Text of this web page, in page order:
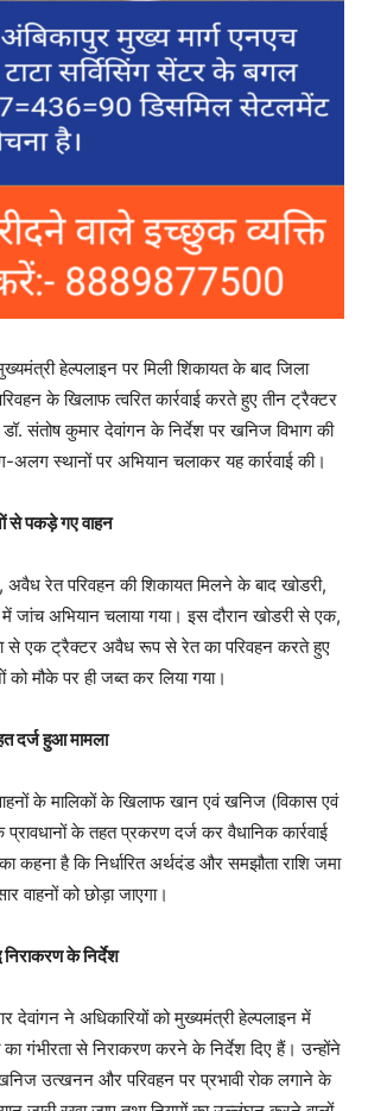
हेल्पलाइन पर मिली शिकायत के बाद जिला
के खिलाफ त्वरित कार्रवाई करते हुए तीन ट्रैक्टर
संतोष कुमार देवांगन के निर्देश पर खनिज विभाग की
स्थानों पर अभियान चलाकर यह कार्रवाई की।
से पकड़े गए वाहन
अवैध रेत परिवहन की शिकायत मिलने के बाद खोडरी,
जांच अभियान चलाया गया। इस दौरान खोडरी से एक,
एक ट्रैक्टर अवैध रूप से रेत का परिवहन करते हुए
को मौके पर ही जब्त कर लिया गया।
दर्ज हुआ मामला
के मालिकों के खिलाफ खान एवं खनिज (विकास एवं
के तहत प्रकरण दर्ज कर वैधानिक कार्रवाई
कहना है कि निर्धारित अर्थदंड और समझौता राशि जमा
वाहनों को छोड़ा जाएगा।
के निर्देश
देवांगन ने अधिकारियों को मुख्यमंत्री हेल्पलाइन में
का गंभीरता से निराकरण करने के निर्देश दिए हैं। उन्होंने
उत्खनन और परिवहन पर प्रभावी रोक लगाने के